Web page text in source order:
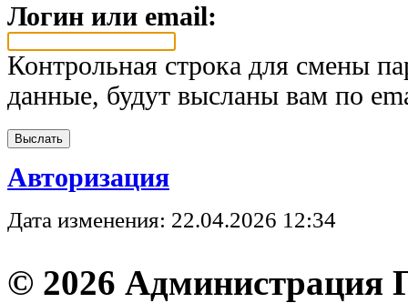
Логин или email:
Контрольная строка для смены
данные, будут высланы вам по
Авторизация
Дата изменения: 22.04.2026 12:34
© 2026 Администрация